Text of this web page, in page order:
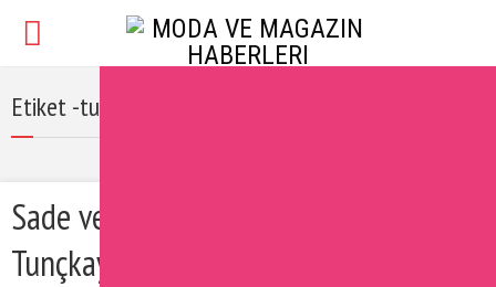
Etiket -tuğba tunçkaya sosyal medya hesapları
Sade ve Moda Kokulu Blogger: Tuğba
Tunçkaya